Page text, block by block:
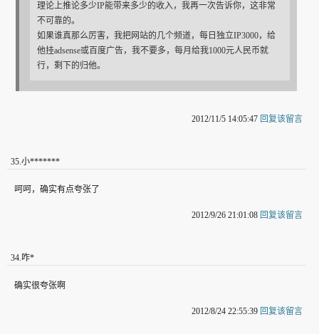
理论上推论多少IP能带来多少的收入，我再一次告诉你，这非常
不可靠的。
如果谁真那么厉害，我把网站的几个频道，每日独立IP3000，给
他挂adsense或百度广告，我不要多，每月给我1000元人民币就
行，剩下的归他。
2012/11/5 14:05:47 回复该留言
35.小*******
呵呵，确实有点夸张了
2012/9/26 21:01:08 回复该留言
34.咋*
确实很夸张啊
2012/8/24 22:55:39 回复该留言